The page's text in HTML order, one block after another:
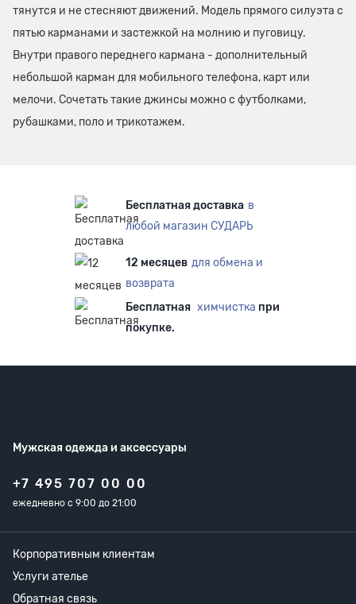
тянутся и не стесняют движений. Модель прямого силуэта с
пятью карманами и застежкой на молнию и пуговицу.
Внутри правого переднего кармана - дополнительный
небольшой карман для мобильного телефона, карт или
мелочи. Сочетать такие джинсы можно с футболками,
рубашками, поло и трикотажем.
Бесплатная доставка в
любой магазин СУДАРЬ
12 месяцев для обмена и
возврата
Бесплатная химчистка при
покупке.
Мужская одежда и аксессуары
+7 495 707 00 00
ежедневно с 9:00 до 21:00
Корпоративным клиентам
Услуги ателье
Обратная связь